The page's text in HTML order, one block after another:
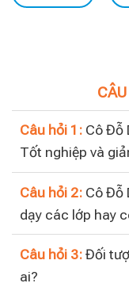
Câu hỏi 1: Cô Đỗ
Tốt nghiệp và
Câu hỏi 2: Cô Đỗ
dạy các lớp hay
Câu hỏi 3: Đối
ai?